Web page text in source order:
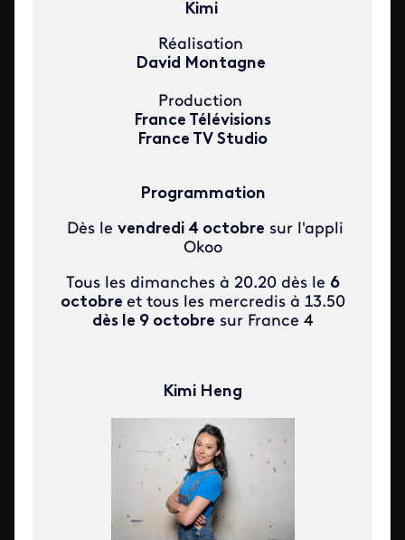
Kimi
Réalisation
David Montagne
Production
France Télévisions
France TV Studio
Programmation
Dès le vendredi 4 octobre sur l'appli
Okoo
Tous les dimanches à 20.20 dès le 6
octobre et tous les mercredis à 13.50
dès le 9 octobre sur France 4
Kimi Heng